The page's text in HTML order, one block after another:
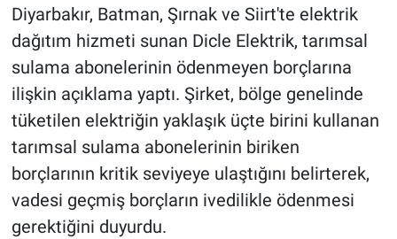
Diyarbakır, Batman, Şırnak ve Siirt'te elektrik
dağıtım hizmeti sunan Dicle Elektrik, tarımsal
sulama abonelerinin ödenmeyen borçlarına
ilişkin açıklama yaptı. Şirket, bölge genelinde
tüketilen elektriğin yaklaşık üçte birini kullanan
tarımsal sulama abonelerinin biriken
borçlarının kritik seviyeye ulaştığını belirterek,
vadesi geçmiş borçların ivedilikle ödenmesi
gerektiğini duyurdu.